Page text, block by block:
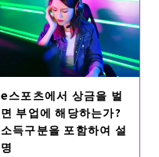
e스포츠에서 상금을 벌
면 부업에 해당하는가?
소득구분을 포함하여 설
명